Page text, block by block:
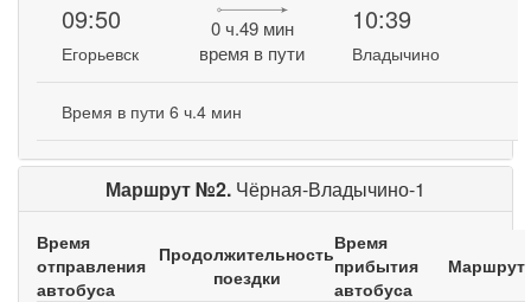
09:50
Егорьевск
0 ч.49 мин
время в пути
10:39
Владычино
Время в пути 6 ч.4 мин
Маршрут №2. Чёрная-Владычино-1
Время
отправления
автобуса
Продолжительность
поездки
Время
прибытия
автобуса
Маршрут